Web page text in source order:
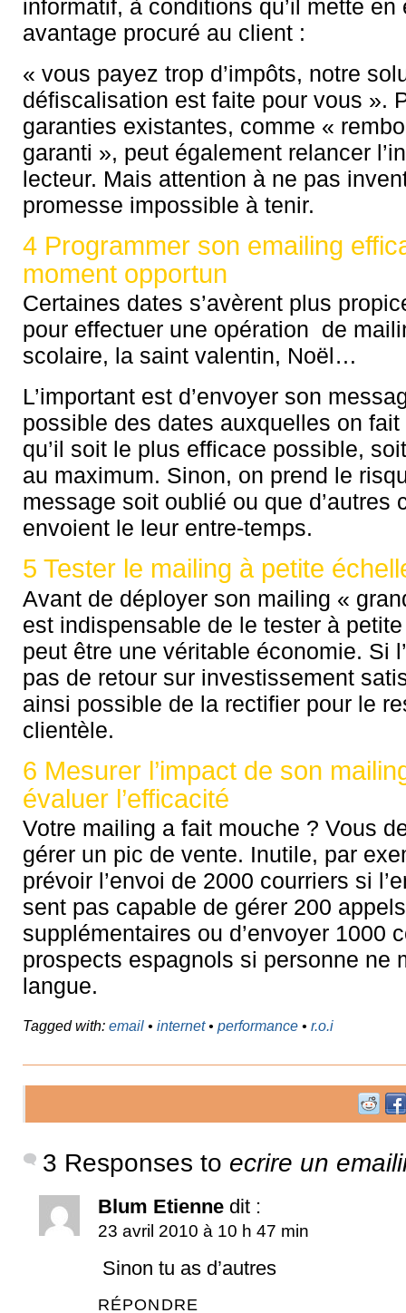
informatif, à conditions qu’il mette en
avantage procuré au client :
« vous payez trop d’impôts, notre
défiscalisation est faite pour vous ».
garanties existantes, comme «
garanti », peut également relancer
lecteur. Mais attention à ne pas
promesse impossible à tenir.
4 Programmer son emailing
moment opportun
Certaines dates s’avèrent plus
pour effectuer une opération de
scolaire, la saint valentin, Noël…
L’important est d’envoyer son
possible des dates auxquelles on
qu’il soit le plus efficace possible,
au maximum. Sinon, on prend le
message soit oublié ou que d’autres
envoient le leur entre-temps.
5 Tester le mailing à petite
Avant de déployer son mailing «
est indispensable de le tester à
peut être une véritable économie. Si
pas de retour sur investissement
ainsi possible de la rectifier pour le
clientèle.
6 Mesurer l’impact de son
évaluer l’efficacité
Votre mailing a fait mouche ? Vous
gérer un pic de vente. Inutile, par
prévoir l’envoi de 2000 courriers si
sent pas capable de gérer 200 appels
supplémentaires ou d’envoyer 1000
prospects espagnols si personne ne
langue.
Tagged with: email • internet• performance • r.o.i
3 Responses to ecrire un
Blum Etienne dit :
23 avril 2010 à 10 h 47 min
Sinon tu as d’autres
RÉPONDRE